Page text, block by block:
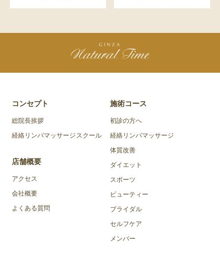
コンセプト
総院長挨拶
経絡リンパマッサージスクール
店舗概要
アクセス
会社概要
よくある質問
施術コース
初診の方へ
経絡リンパマッサージ
体質改善
ダイエット
スポーツ
ビューティー
ブライダル
セルフケア
メンバー